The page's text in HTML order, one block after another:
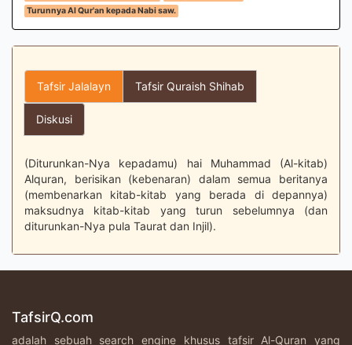
Turunnya Al Qur'an kepada Nabi saw.
Tafsir Jalalayn Tafsir Quraish Shihab
Diskusi
(Diturunkan-Nya kepadamu) hai Muhammad (Al-kitab)
Alquran, berisikan (kebenaran) dalam semua beritanya
(membenarkan kitab-kitab yang berada di depannya)
maksudnya kitab-kitab yang turun sebelumnya (dan
diturunkan-Nya pula Taurat dan Injil).
TafsirQ.com
adalah sebuah search engine khusus tafsir Al-Quran yang